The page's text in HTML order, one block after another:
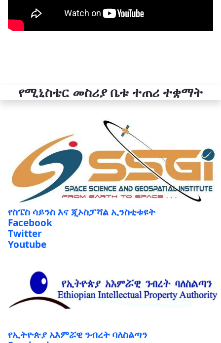
የሚኒስቴር መስሪያ ቤቱ ተጠሪ ተቋማት
የስፔስ ሳይንስ እና ጂኦስፓሻል ኢንስቲቱዩት
Facebook
Twitter
Youtube
የኢትዮጵያ አእምሯዊ ንብረት ባለስልጣን